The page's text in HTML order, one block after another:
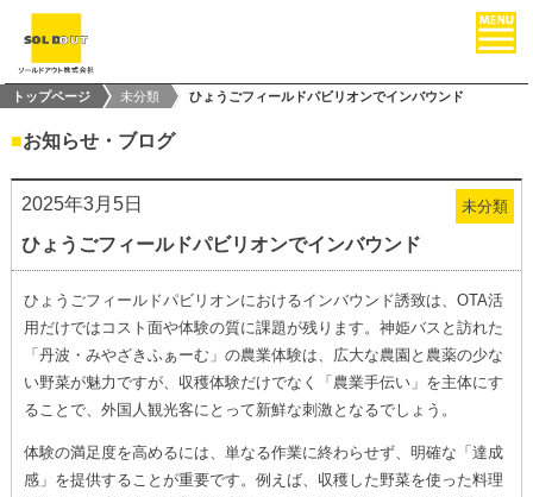
トップページ 未分類 ひょうごフィールドパビリオンでインバウンド
■お知らせ・ブログ
未分類
2025年3月5日
ひょうごフィールドパビリオンでインバウンド
ひょうごフィールドパビリオンにおけるインバウンド誘致は、OTA活
用だけではコスト面や体験の質に課題が残ります。神姫バスと訪れた
「丹波・みやざきふぁーむ」の農業体験は、広大な農園と農薬の少な
い野菜が魅力ですが、収穫体験だけでなく「農業手伝い」を主体にす
ることで、外国人観光客にとって新鮮な刺激となるでしょう。
体験の満足度を高めるには、単なる作業に終わらせず、明確な「達成
感」を提供することが重要です。例えば、収穫した野菜を使った料理